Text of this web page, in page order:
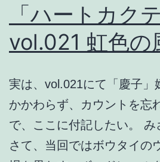
「ハートカク
vol.021 虹色の
実は、vol.021にて「慶子」
かかわらず、カウントを忘
で、ここに付記したい。
さて、当回ではボウタイの